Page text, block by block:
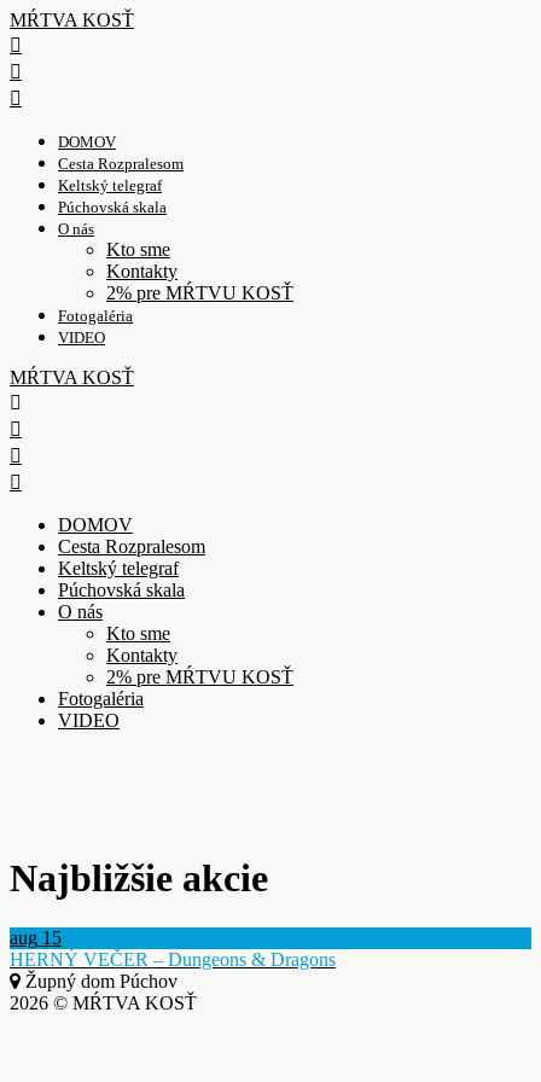
MŔTVA KOSŤ
DOMOV
Cesta Rozpralesom
Keltský telegraf
Púchovská skala
O nás
Kto sme
Kontakty
2% pre MŔTVU KOSŤ
Fotogaléria
VIDEO
MŔTVA KOSŤ
DOMOV
Cesta Rozpralesom
Keltský telegraf
Púchovská skala
O nás
Kto sme
Kontakty
2% pre MŔTVU KOSŤ
Fotogaléria
VIDEO
Najbližšie akcie
aug 15
HERNÝ VEČER – Dungeons & Dragons
Župný dom Púchov
2026 © MŔTVA KOSŤ